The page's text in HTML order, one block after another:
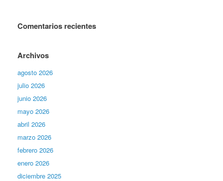
Comentarios recientes
Archivos
agosto 2026
julio 2026
junio 2026
mayo 2026
abril 2026
marzo 2026
febrero 2026
enero 2026
diciembre 2025